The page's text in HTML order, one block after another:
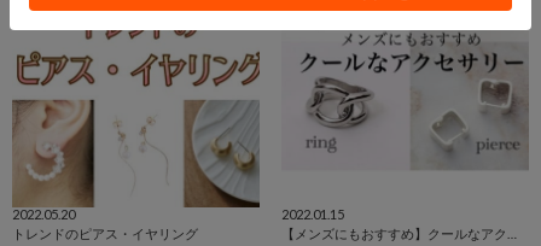
2022.05.20
トレンドのピアス・イヤリング
2022.01.15